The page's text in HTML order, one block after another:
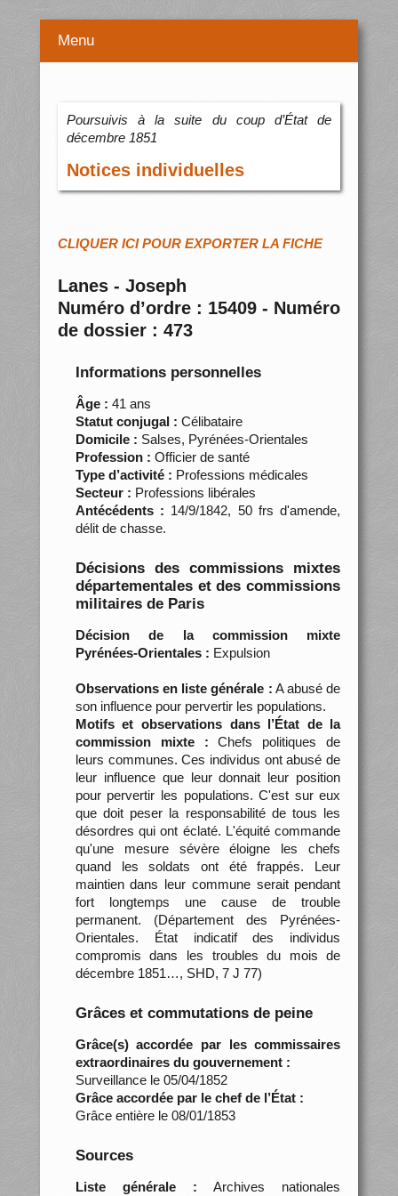
Menu
Poursuivis à la suite du coup d’État de
décembre 1851
Notices individuelles
CLIQUER ICI POUR EXPORTER LA FICHE
Lanes - Joseph
Numéro d’ordre : 15409 - Numéro
de dossier : 473
Informations personnelles
Âge : 41 ans
Statut conjugal : Célibataire
Domicile : Salses, Pyrénées-Orientales
Profession : Officier de santé
Type d’activité : Professions médicales
Secteur : Professions libérales
Antécédents : 14/9/1842, 50 frs d'amende,
délit de chasse.
Décisions des commissions mixtes
départementales et des commissions
militaires de Paris
Décision de la commission mixte
Pyrénées-Orientales : Expulsion
Observations en liste générale : A abusé de
son influence pour pervertir les populations.
Motifs et observations dans l’État de la
commission mixte : Chefs politiques de
leurs communes. Ces individus ont abusé de
leur influence que leur donnait leur position
pour pervertir les populations. C'est sur eux
que doit peser la responsabilité de tous les
désordres qui ont éclaté. L'équité commande
qu'une mesure sévère éloigne les chefs
quand les soldats ont été frappés. Leur
maintien dans leur commune serait pendant
fort longtemps une cause de trouble
permanent. (Département des Pyrénées-
Orientales. État indicatif des individus
compromis dans les troubles du mois de
décembre 1851…, SHD, 7 J 77)
Grâces et commutations de peine
Grâce(s) accordée par les commissaires
extraordinaires du gouvernement :
Surveillance le 05/04/1852
Grâce accordée par le chef de l’État :
Grâce entière le 08/01/1853
Sources
Liste générale : Archives nationales